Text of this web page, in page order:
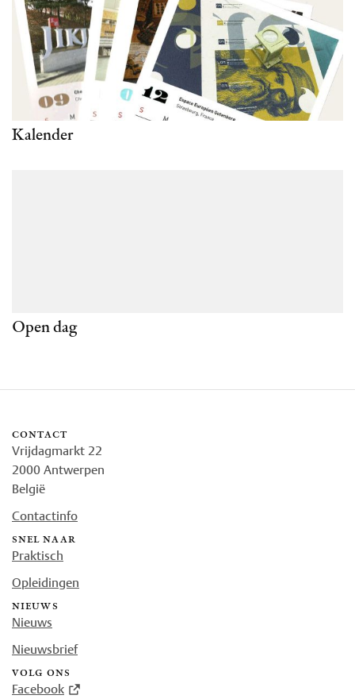
Kalender
Open dag
contact
Vrijdagmarkt 22
2000 Antwerpen
België
Contactinfo
snel naar
Praktisch
Opleidingen
nieuws
Nieuws
Nieuwsbrief
volg ons
Facebook